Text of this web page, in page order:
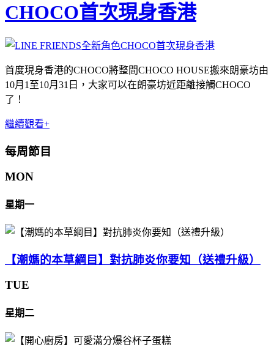
CHOCO首次現身香港
首度現身香港的CHOCO將整間CHOCO HOUSE搬來朗豪坊由
10月1至10月31日，大家可以在朗豪坊近距離接觸CHOCO
了！
繼續觀看+
每周節目
MON
星期一
【潮媽的本草綱目】對抗肺炎你要知（送禮升級）
TUE
星期二